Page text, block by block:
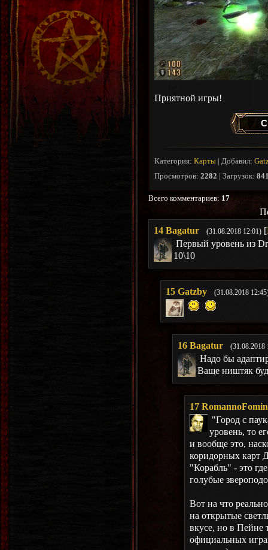
Приятной игры!
Категория: Карты Добавил:
Просмотров: 2282 Загрузок:
Всего комментариев: 17
14 Bagatur (31.08.2018 12:01) [
Первый уровень из
10\10
15 Gatzby (31.08.2018
16 Bagatur (31.08.2018
Надо бы
Ваще ништяк
17
"Город с
уровень, то
и вообще это,
коридорных карт
"Корабль" - это
голубые
Вот на что
на открытые
вкусе, но в Пейне
официальных